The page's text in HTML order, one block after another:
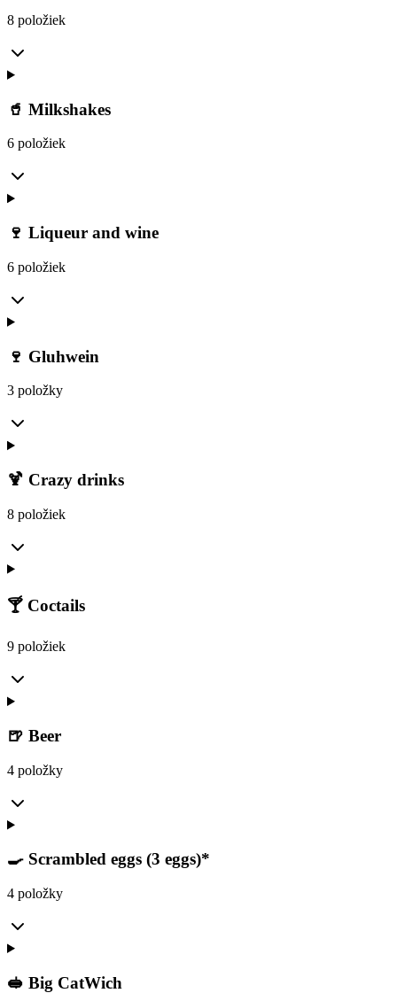
8 položiek
🥤 Milkshakes
6 položiek
🍷 Liqueur and wine
6 položiek
🍷 Gluhwein
3 položky
🍹 Crazy drinks
8 položiek
🍸 Coctails
9 položiek
🍺 Beer
4 položky
🍳 Scrambled eggs (3 eggs)*
4 položky
🥪 Big CatWich